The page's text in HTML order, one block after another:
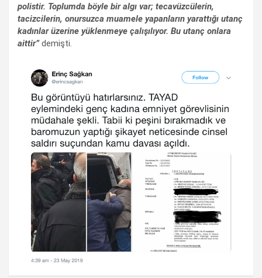
polistir. Toplumda böyle bir algı var; tecavüzcülerin,
tacizcilerin, onursuzca muamele yapanların yarattığı utanç
kadınlar üzerine yüklenmeye çalışılıyor. Bu utanç onlara
aittir”demişti.